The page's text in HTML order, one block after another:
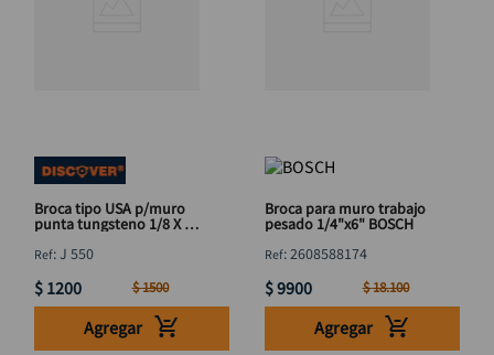
Broca tipo USA p/muro
punta tungsteno 1/8 X 3
:J 550
$ 1200 $1500
Agregar
Broca para muro trabajo
pesado 1/4"x6" BOSCH
:2608588174
$9900 $18.100
Agregar